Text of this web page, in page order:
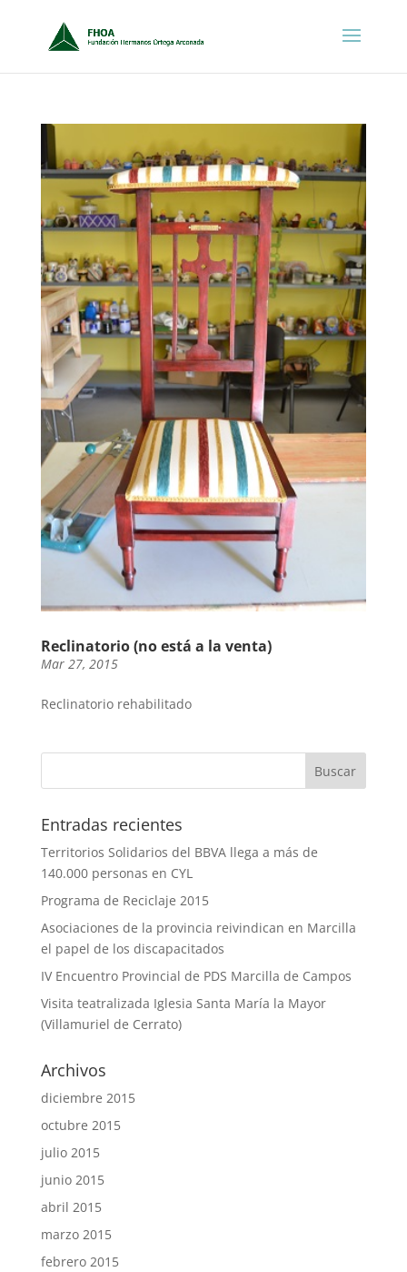
Reclinatorio (no está a la venta)
Mar 27, 2015
Reclinatorio rehabilitado
Entradas recientes
Territorios Solidarios del BBVA llega a más de
140.000 personas en CYL
Programa de Reciclaje 2015
Asociaciones de la provincia reivindican en Marcilla
el papel de los discapacitados
IV Encuentro Provincial de PDS Marcilla de Campos
Visita teatralizada Iglesia Santa María la Mayor
(Villamuriel de Cerrato)
Archivos
diciembre 2015
octubre 2015
julio 2015
junio 2015
abril 2015
marzo 2015
febrero 2015